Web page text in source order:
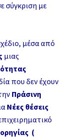
σύγκριση με
μέσα από
μιας
που δεν έχουν
Πράσινη
Νέες θέσεις
(